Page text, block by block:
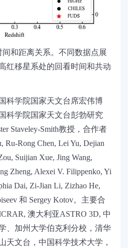
间和距离关系。不同数据点展
红移星系处的回看时间和共动
科学院国家天文台席宏伟博
科学院国家天文台彭勃研究
Staveley-Smith教授，合作者
Rong Chen, Lei Yu, Dejian
Suijian Xue, Jing Wang,
Zheng, Alexei V. Filippenko, Yi
Dai, Zi-Jian Li, Zizhao He,
和 Sergey Kotov。主要合
澳大利亚ASTRO 3D, 中
、加州大学伯克利分校，清华
天文台，中国科学技术大学，